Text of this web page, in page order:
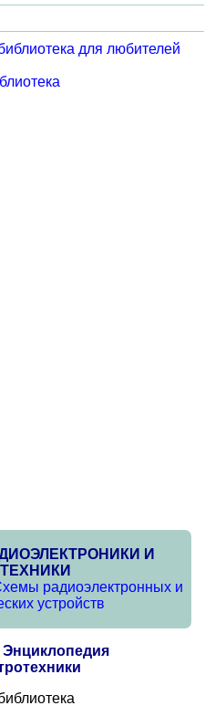
И
радиоэлектронных и
устройств